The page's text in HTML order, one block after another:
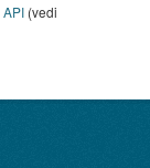
API (vedi